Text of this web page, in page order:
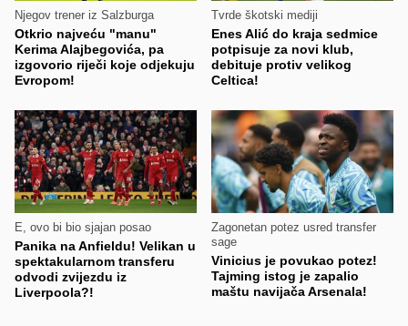
Njegov trener iz Salzburga
Otkrio najveću "manu"
Kerima Alajbegovića, pa
izgovorio riječi koje odjekuju
Evropom!
Tvrde škotski mediji
Enes Alić do kraja sedmice
potpisuje za novi klub,
debituje protiv velikog
Celtica!
E, ovo bi bio sjajan posao
Panika na Anfieldu! Velikan u
spektakularnom transferu
odvodi zvijezdu iz
Liverpoola?!
Zagonetan potez usred transfer
sage
Vinicius je povukao potez!
Tajming istog je zapalio
maštu navijača Arsenala!